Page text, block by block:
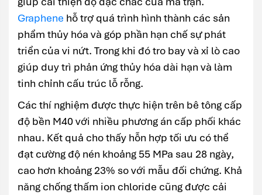
Graphene hỗ trợ quá trình hình thành các sản
phẩm thủy hóa và góp phần hạn chế sự phát
triển của vi nứt. Trong khi đó tro bay và xỉ lò cao
giúp duy trì phản ứng thủy hóa dài hạn và làm
tinh chỉnh cấu trúc lỗ rỗng.
Các thí nghiệm được thực hiện trên bê tông cấp
độ bền M40 với nhiều phương án cấp phối khác
nhau. Kết quả cho thấy hỗn hợp tối ưu có thể
đạt cường độ nén khoảng 55 MPa sau 28 ngày,
cao hơn khoảng 23% so với mẫu đối chứng. Khả
năng chống thấm ion chloride cũng được cải